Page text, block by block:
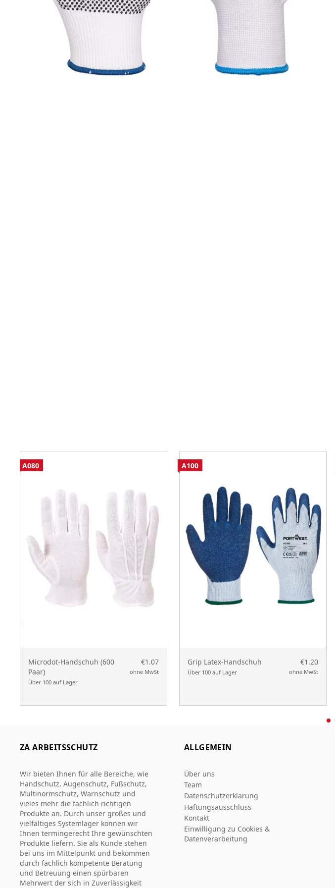
Microdot-Handschuh (600
Paar)
Über 100 auf Lager
€1.07
ohne MwSt
A080
Grip Latex-Handschuh
Über 100 auf Lager
€1.20
ohne MwSt
A100
ZA ARBEITSSCHUTZ
Wir bieten Ihnen für alle Bereiche, wie
Handschutz, Augenschutz, Fußschutz,
Multinormschutz, Warnschutz und
vieles mehr die fachlich richtigen
Produkte an. Durch unser großes und
vielfältiges Systemlager können wir
Ihnen termingerecht Ihre gewünschten
Produkte liefern. Sie als Kunde stehen
bei uns im Mittelpunkt und bekommen
durch fachlich kompetente Beratung
und Betreuung einen spürbaren
Mehrwert der sich in Zuverlässigkeit
ALLGEMEIN
Über uns
Team
Datenschutzerklarung
Haftungsausschluss
Kontakt
Einwilligung zu Cookies &
Datenverarbeitung